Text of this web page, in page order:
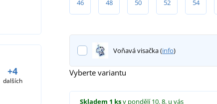
+4
dalších
46 48 50 52 54
Voňavá visačka (info)
Vyberte variantu
Skladem 1 ksv pondělí 10. 8. u vás